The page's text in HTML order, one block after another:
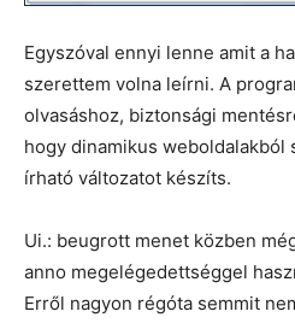
Egyszóval ennyi lenne amit a
szerettem volna leírni. A
olvasáshoz, biztonsági
hogy dinamikus weboldalakból
írható változatot készíts.
Ui.: beugrott menet közben
anno megelégedettséggel
Erről nagyon régóta semmit